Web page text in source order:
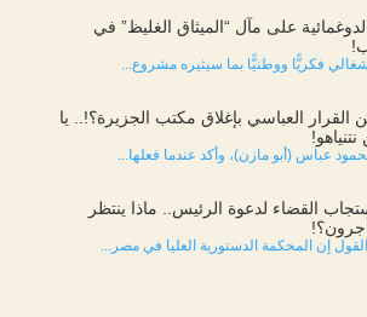
على مآل “الميثاق الغليظ” في
فكريًّا ووطنيًّا بما سيثيره مشروع...
القرار العباسي بإغلاق مكتب الجزيرة؟!.. يا
عباس (أبو مازن)، وأكد عندما فعلها...
القضاء لدعوة الرئيس.. ماذا ينتظر
إن المحكمة الدستورية العليا في مصر...